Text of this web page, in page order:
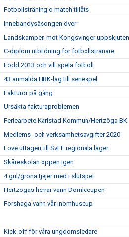
Fotbollsträning o match tillåts
Innebandysäsongen över
Landskampen mot Kongsvinger uppskjuten
C-diplom utbildning för fotbollstränare
Född 2013 och vill spela fotboll
43 anmälda HBK-lag till seriespel
Fakturor på gång
Ursäkta fakturaproblemen
Feriearbete Karlstad Kommun/Hertzöga BK
Medlems- och verksamhetsavgifter 2020
Love uttagen till SvFF regionala läger
Skåreskolan öppen igen
4 gul/gröna tjejer med i slutspel
Hertzögas herrar vann Dömlecupen
Forshaga vann vår inomhuscup
Kick-off för våra ungdomsledare